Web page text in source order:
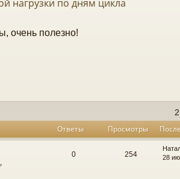
нагрузки по дням цикла
очень полезно!
Ответы Просмотры
0 254
28